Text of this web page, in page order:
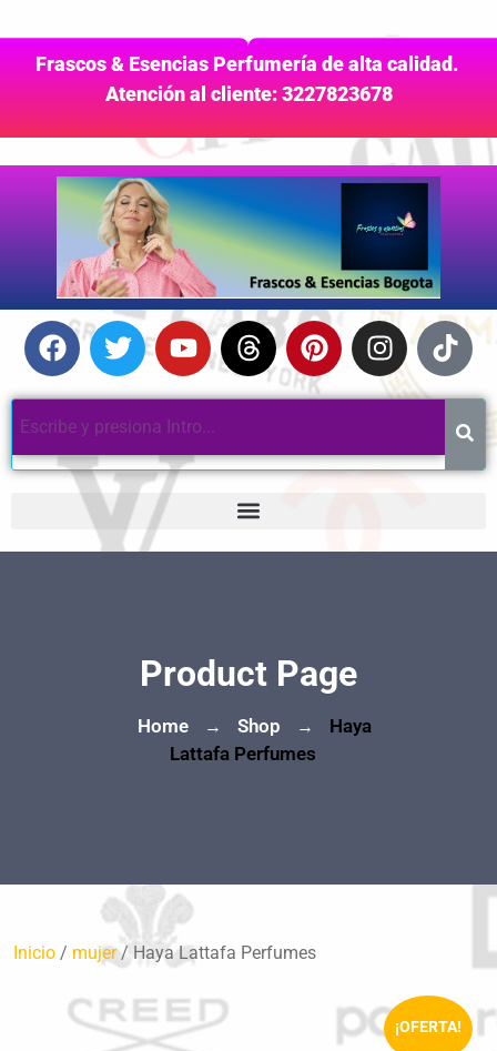
Frascos & Esencias Perfumería de alta calidad.
Atención al cliente: 3227823678
Product Page
Home → Shop →
Haya
Lattafa Perfumes
Inicio / mujer/ Haya Lattafa Perfumes
¡OFERTA!